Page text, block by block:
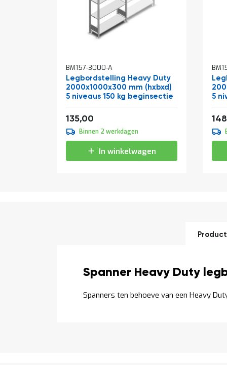
BM157-3000-A
Legbordstelling Heavy Duty
2000x1000x300 mm (hxbxd)
5 niveaus 150 kg beginsectie
Vanaf
135,00
Binnen 2 werkdagen
In winkelwagen
5
Productomschrijving
Spanner Heavy Duty
Spanners ten behoeve van een Heavy